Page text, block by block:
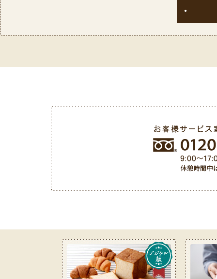
お客様サービス室フリーダイヤル 0120-487-050（